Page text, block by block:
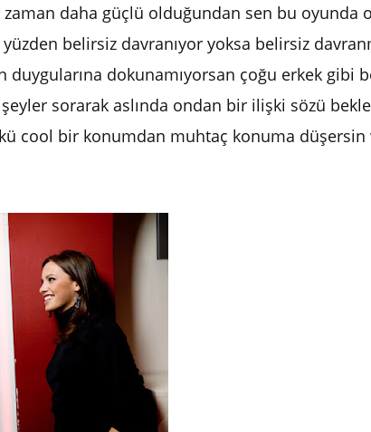
zaman daha güçlü olduğundan sen bu
belirsiz davranıyor yoksa belirsiz
duygularına dokunamıyorsan çoğu erkek
şeyler sorarak aslında ondan bir ilişki sözü
cool bir konumdan muhtaç konuma düşersin